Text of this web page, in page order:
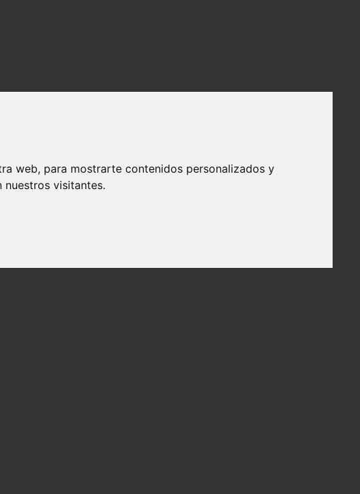
web, para mostrarte contenidos personalizados y
visitantes.